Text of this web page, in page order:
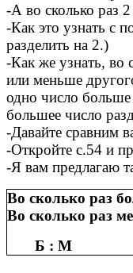
-А во сколько раз
-Как это узнать с
разделить на 2.)
-Как же узнать, во
или меньше
одно число
большее число
-Давайте сравним
-Откройте с.54 и
-Я вам предлагаю
Во сколько раз
Во сколько
Б : М